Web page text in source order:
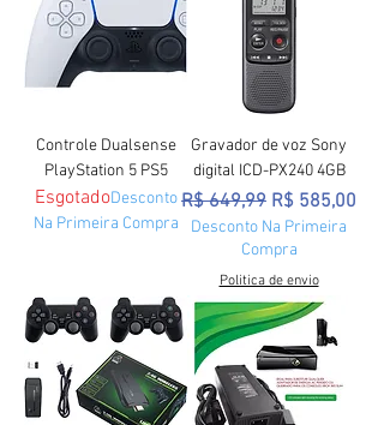
Controle Dualsense
PlayStation 5 PS5
EsgotadoDesconto
Na Primeira Compra
Gravador de voz Sony
digital ICD-PX240 4GB
Preço normal
R$ 649,99 Preço
R$ 585,00
Desconto Na Primeira
Compra
Politica de envio